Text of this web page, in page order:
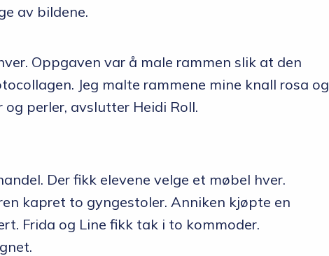
av bildene.
Oppgaven var å male rammen slik at den
Jeg malte rammene mine knall rosa og
perler, avslutter Heidi Roll.
Der fikk elevene velge et møbel hver.
kapret to gyngestoler. Anniken kjøpte en
Frida og Line fikk tak i to kommoder.